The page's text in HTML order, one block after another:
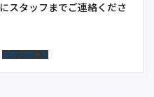
スタッフまでご連絡くださ
ダウンロード